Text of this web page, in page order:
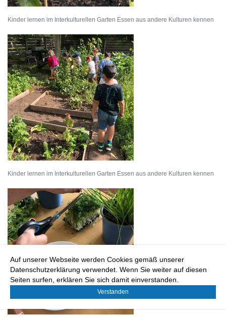
Auf unserer Webseite werden Cookies gemäß unserer
Datenschutzerklärung verwendet. Wenn Sie weiter auf diesen
Seiten surfen, erklären Sie sich damit einverstanden.
Verstanden
Kinder lernen im Interkulturellen Garten Essen aus andere Kulturen kennen
Kinder lernen im Interkulturellen Garten Essen aus andere Kulturen kennen